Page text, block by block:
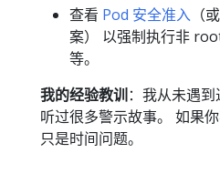
查看 Pod 安全准入 （
案） 以强制执行非
等。
我的经验教训 ：我从未遇
听过很多警示故事。 如果
只是时间问题。